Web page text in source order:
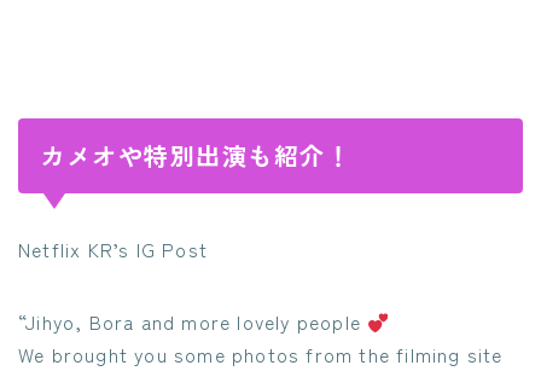
カメオや特別出演も紹介！
Netflix KR’s IG Post
“Jihyo, Bora and more lovely people
We brought you some photos from the filming site